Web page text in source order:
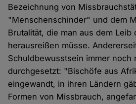
Bezeichnung von
"Menschenschinder" und dem
Brutalität, die man aus dem
herausreißen müsse.
Schuldbewusstsein immer noch
durchgesetzt: "Bischöfe aus
eingewandt, in ihren Ländern
Formen von Missbrauch,